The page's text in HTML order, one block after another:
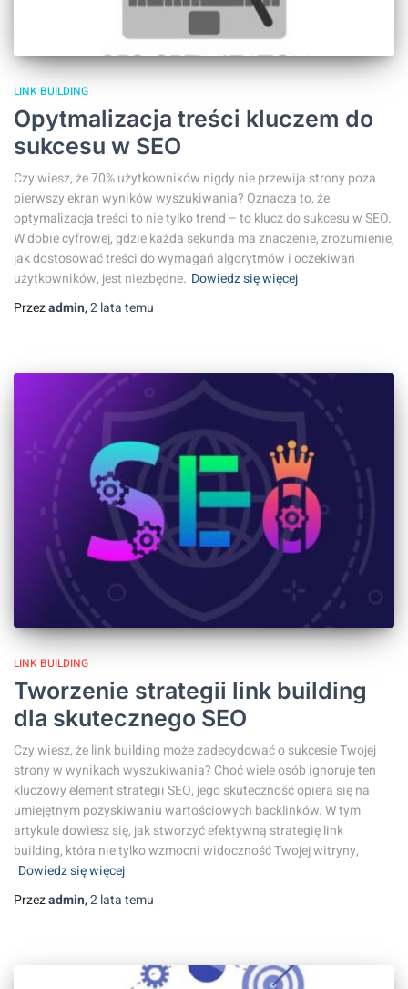
LINK BUILDING
Opytmalizacja treści kluczem do
sukcesu w SEO
Czy wiesz, że 70% użytkowników nigdy nie przewija strony poza
pierwszy ekran wyników wyszukiwania? Oznacza to, że
optymalizacja treści to nie tylko trend – to klucz do sukcesu w SEO.
W dobie cyfrowej, gdzie każda sekunda ma znaczenie, zrozumienie,
jak dostosować treści do wymagań algorytmów i oczekiwań
użytkowników, jest niezbędne. Dowiedz się więcej
Przezadmin,2 latatemu
LINK BUILDING
Tworzenie strategii link building
dla skutecznego SEO
Czy wiesz, że link building może zadecydować o sukcesie Twojej
strony w wynikach wyszukiwania? Choć wiele osób ignoruje ten
kluczowy element strategii SEO, jego skuteczność opiera się na
umiejętnym pozyskiwaniu wartościowych backlinków. W tym
artykule dowiesz się, jak stworzyć efektywną strategię link
building, która nie tylko wzmocni widoczność Twojej witryny,
Dowiedz się więcej
Przezadmin,2 latatemu